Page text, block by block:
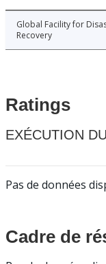
Global Facility for
Recovery
Ratings
EXÉCUTION
Pas de données
Cadre de